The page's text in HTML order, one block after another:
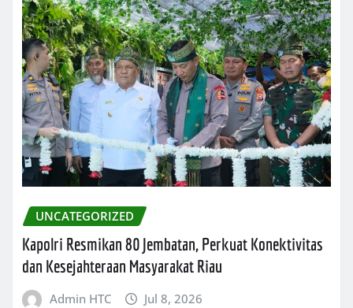
UNCATEGORIZED
Kapolri Resmikan 80 Jembatan, Perkuat Konektivitas
dan Kesejahteraan Masyarakat Riau
Admin HTC Jul 8, 2026